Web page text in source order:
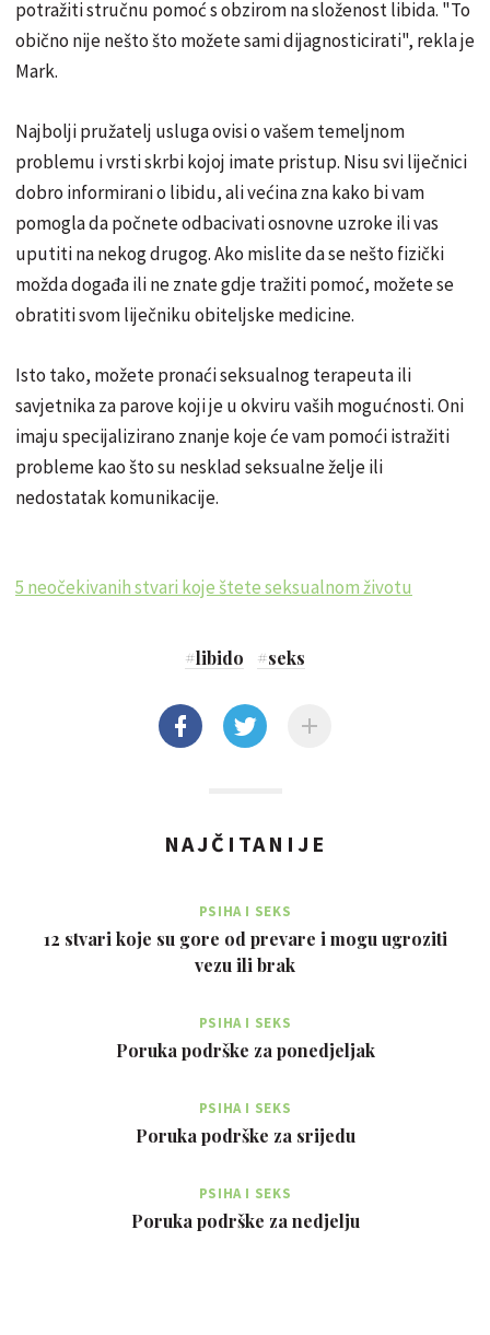
potražiti stručnu pomoć s obzirom na složenost libida. "To
obično nije nešto što možete sami dijagnosticirati", rekla je
Mark.
Najbolji pružatelj usluga ovisi o vašem temeljnom
problemu i vrsti skrbi kojoj imate pristup. Nisu svi liječnici
dobro informirani o libidu, ali većina zna kako bi vam
pomogla da počnete odbacivati osnovne uzroke ili vas
uputiti na nekog drugog. Ako mislite da se nešto fizički
možda događa ili ne znate gdje tražiti pomoć, možete se
obratiti svom liječniku obiteljske medicine.
Isto tako, možete pronaći seksualnog terapeuta ili
savjetnika za parove koji je u okviru vaših mogućnosti. Oni
imaju specijalizirano znanje koje će vam pomoći istražiti
probleme kao što su nesklad seksualne želje ili
nedostatak komunikacije.
5 neočekivanih stvari koje štete seksualnom životu
#libido #seks
NAJČITANIJE
PSIHA I SEKS
12 stvari koje su gore od prevare i mogu ugroziti
vezu ili brak
PSIHA I SEKS
Poruka podrške za ponedjeljak
PSIHA I SEKS
Poruka podrške za srijedu
PSIHA I SEKS
Poruka podrške za nedjelju